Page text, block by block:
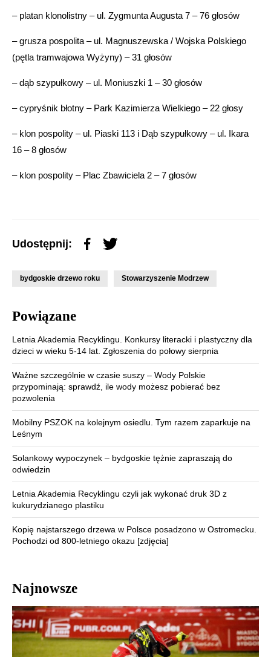
– platan klonolistny – ul. Zygmunta Augusta 7 – 76 głosów
– grusza pospolita – ul. Magnuszewska / Wojska Polskiego
(pętla tramwajowa Wyżyny) – 31 głosów
– dąb szypułkowy – ul. Moniuszki 1 – 30 głosów
– cypryśnik błotny – Park Kazimierza Wielkiego – 22 głosy
– klon pospolity – ul. Piaski 113 i Dąb szypułkowy – ul. Ikara
16 – 8 głosów
– klon pospolity – Plac Zbawiciela 2 – 7 głosów
Udostępnij:
bydgoskie drzewo roku Stowarzyszenie Modrzew
Powiązane
Letnia Akademia Recyklingu. Konkursy literacki i plastyczny dla
dzieci w wieku 5-14 lat. Zgłoszenia do połowy sierpnia
Ważne szczególnie w czasie suszy – Wody Polskie
przypominają: sprawdź, ile wody możesz pobierać bez
pozwolenia
Mobilny PSZOK na kolejnym osiedlu. Tym razem zaparkuje na
Leśnym
Solankowy wypoczynek – bydgoskie tężnie zapraszają do
odwiedzin
Letnia Akademia Recyklingu czyli jak wykonać druk 3D z
kukurydzianego plastiku
Kopię najstarszego drzewa w Polsce posadzono w Ostromecku.
Pochodzi od 800-letniego okazu [zdjęcia]
Najnowsze